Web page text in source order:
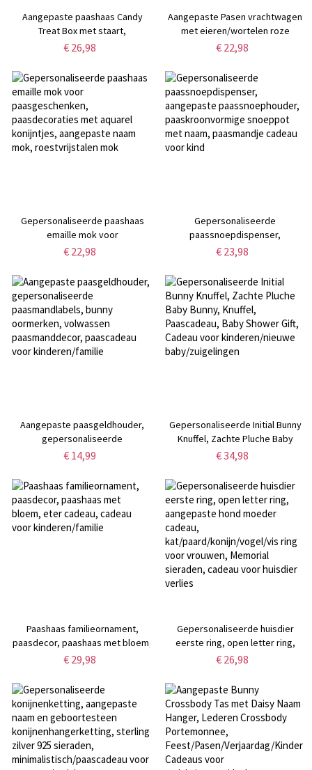
Aangepaste paashaas Candy
Treat Box met staart,
mandvullers voor kinderen, Kids
Bags, Cadeau voor
kinderen/familie
€ 26,98
Aangepaste Pasen vrachtwagen
met eieren/wortelen roze
vintage boerderij pick-up
lade decor huis keuken gelukkig
lente mini decoraties
€ 22,98
Gepersonaliseerde paashaas
emaille mok voor
paasgeschenken,
konijntjes, aangepaste naam
mok, roestvrijstalen mok
€ 22,98
Gepersonaliseerde
paassnoepdispenser,
aangepaste paassnoephouder,
met naam, paasmandje cadeau
voor kind
€ 23,98
Aangepaste paasgeldhouder,
gepersonaliseerde
paasmandlabels, bunny
paasmanddecor, paascadeau
voor kinderen/familie
€ 14,99
Gepersonaliseerde Initial Bunny
Knuffel, Zachte Pluche Baby
Bunny, Knuffel, Paascadeau, Baby
kinderen/nieuwe
baby/zuigelingen
€ 34,98
Paashaas familieornament,
paasdecor, paashaas met bloem,
eter cadeau, cadeau voor
€ 29,98
Gepersonaliseerde huisdier
eerste ring, open letter ring,
aangepaste hond moeder
kat/paard/konijn/vogel/vis ring
voor vrouwen, Memorial
sieraden, cadeau voor huisdier
€ 26,98